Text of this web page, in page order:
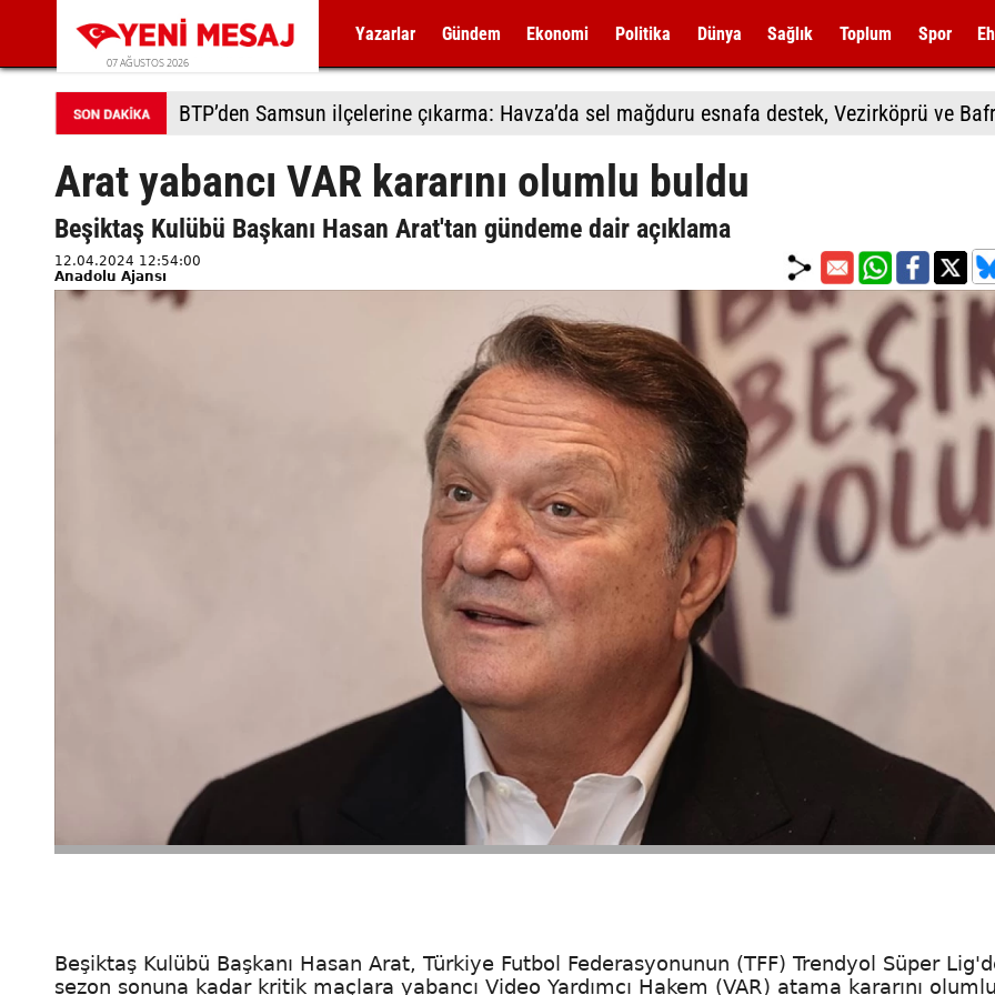
07 AĞUSTOS 2026
Yazarlar Gündem Ekonomi Politika Dünya Sağlık Toplum Spor
Arat yabancı VAR kararını olumlu buldu
Beşiktaş Kulübü Başkanı Hasan Arat'tan gündeme dair açıklama
12.04.2024 12:54:00
Anadolu Ajansı
Beşiktaş Kulübü Başkanı Hasan Arat, Türkiye Futbol Federasyonunun (TFF) Trendyol Süper
sezon sonuna kadar kritik maçlara yabancı Video Yardımcı Hakem (VAR) atama kararını